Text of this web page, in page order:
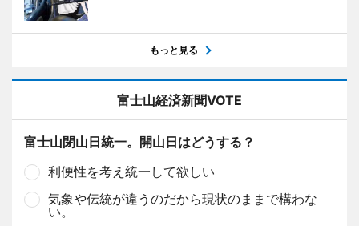
もっと見る
富士山経済新聞VOTE
富士山閉山日統一。開山日はどうする？
利便性を考え統一して欲しい
気象や伝統が違うのだから現状のままで構わな
い。